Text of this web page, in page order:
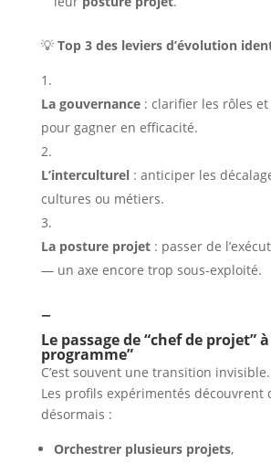
💡 Top 3 des leviers d’évolution
La gouvernance: clarifier les rôles et
pour gagner en efficacité.
L’interculturel: anticiper les
cultures ou métiers.
La posture projet: passer de
— un axe encore trop sous-exploité.
–
Le passage de “chef de projet”
programme”
C’est souvent une transition invisible.
Les profils expérimentés découvrent
désormais :
Orchestrer plusieurs projets,